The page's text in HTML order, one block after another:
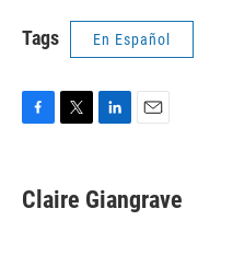
Tags En Español
e
b
t
t
k
e
i
l
Claire Giangrave